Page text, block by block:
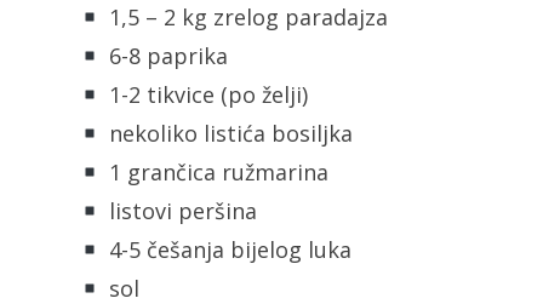
1,5 – 2 kg zrelog paradajza
6-8 paprika
1-2 tikvice (po želji)
nekoliko listića bosiljka
1 grančica ružmarina
listovi peršina
4-5 češanja bijelog luka
sol